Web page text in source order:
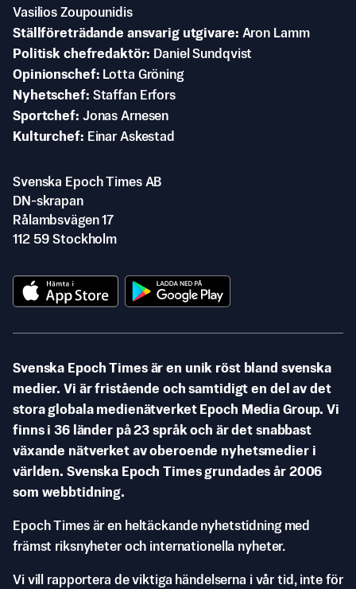
Vasilios Zoupounidis
Ställföreträdande ansvarig utgivare Aron Lamm
Politisk chefredaktör
Daniel Sundqvist
Opinionschef
Lotta Gröning
Nyhetschef Staffan Erfors
Sportchef Jonas Arnesen
Kulturchef
Einar Askestad
Svenska Epoch Times AB
DN-skrapan
Rålambsvägen 17
112 59 Stockholm
Svenska Epoch Times är en unik röst bland svenska
medier. Vi är fristående och samtidigt en del av det
stora globala medienätverket Epoch Media Group. Vi
finns i 36 länder på 23 språk och är det snabbast
växande nätverket av oberoende nyhetsmedier i
världen. Svenska Epoch Times grundades år 2006
som webbtidning.
Epoch Times är en heltäckande nyhetstidning med
främst riksnyheter och internationella nyheter.
Vi vill rapportera de viktiga händelserna i vår tid, inte för